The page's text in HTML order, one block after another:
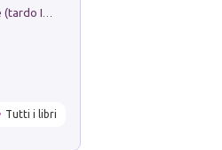
Tutti i libri